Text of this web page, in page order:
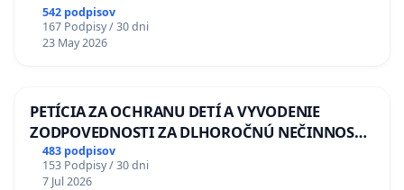
542 podpisov
167 Podpisy / 30 dni
23 May 2026
PETÍCIA ZA OCHRANU DETÍ A VYVODENIE
ZODPOVEDNOSTI ZA DLHOROČNÚ NEČINNOSŤ
A ZLYHANIE ŠTÁTU
483 podpisov
153 Podpisy / 30 dni
7 Jul 2026